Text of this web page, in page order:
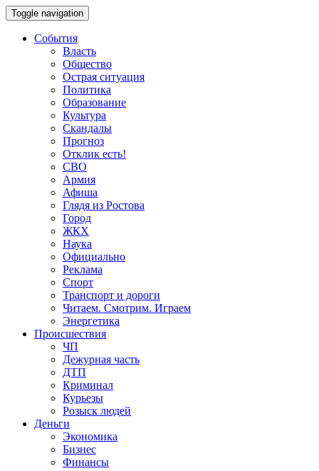
Toggle navigation
События
Власть
Общество
Острая ситуация
Политика
Образование
Культура
Скандалы
Прогноз
Отклик есть!
СВО
Армия
Афиша
Глядя из Ростова
Город
ЖКХ
Наука
Официально
Реклама
Спорт
Транспорт и дороги
Читаем. Смотрим. Играем
Энергетика
Происшествия
ЧП
Дежурная часть
ДТП
Криминал
Курьезы
Розыск людей
Деньги
Экономика
Бизнес
Финансы